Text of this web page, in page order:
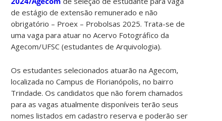
de estágio de extensão remunerado e não
obrigatório – Proex – Probolsas 2025. Trata-se de
uma vaga para atuar no Acervo Fotográfico da
Agecom/UFSC (estudantes de Arquivologia).
Os estudantes selecionados atuarão na Agecom,
localizada no Campus de Florianópolis, no bairro
Trindade. Os candidatos que não forem chamados
para as vagas atualmente disponíveis terão seus
nomes listados em cadastro reserva e poderão ser